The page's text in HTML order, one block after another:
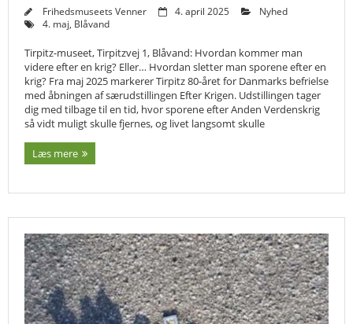
Frihedsmuseets Venner 4. april 2025
Nyhed
4. maj Blåvand
Tirpitz-museet, Tirpitzvej 1, Blåvand: Hvordan kommer man
videre efter en krig? Eller… Hvordan sletter man sporene efter en
krig? Fra maj 2025 markerer Tirpitz 80-året for Danmarks befrielse
med åbningen af særudstillingen Efter Krigen. Udstillingen tager
dig med tilbage til en tid, hvor sporene efter Anden Verdenskrig
så vidt muligt skulle fjernes, og livet langsomt skulle
Læs mere